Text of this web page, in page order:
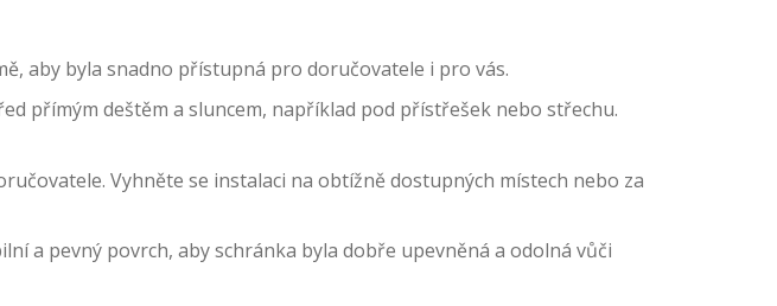
aby byla snadno přístupná pro doručovatele i pro vás.
přímým deštěm a sluncem, například pod přístřešek nebo střechu.
Vyhněte se instalaci na obtížně dostupných místech nebo za
a pevný povrch, aby schránka byla dobře upevněná a odolná vůči